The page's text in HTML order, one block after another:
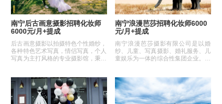
南宁后古画意摄影招聘化妆师
6000元/月+提成
后古画意摄影以拍摄特色个性婚纱，
各种特色艺术写真，情侣写真，个人
写真为主打风格的专业摄影馆，秉承
南宁浪漫芭莎招聘化妆师6000
元/月+提成
南宁浪漫芭莎摄影有限公司是以婚
纱、儿童、写真摄影、婚礼服务、儿
童娱乐为一体的综合性集团企业。总